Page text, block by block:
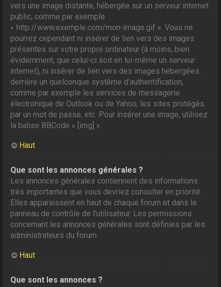
vers une image distante, hébergée sur un serveur internet
public, comme par exemple
« http://www.exemple.com/mon-image.gif ». Vous ne
pourrez cependant ni insérer de lien vers des images
présentes sur votre propre ordinateur (à moins, bien
évidemment, que celui-ci soit en lui-même un serveur
internet), ni insérer de lien vers des images hébergées
derrière un quelconque système d’authentification,
comme par exemple les services de messagerie
électronique de Outlook ou de Yahoo, les sites protégés
par un mot de passe, etc. Pour insérer une image, utilisez
la balise BBCode « [img] ».
Haut
Que sont les annonces générales ?
Les annonces générales contiennent des informations
très importantes que vous devriez consulter en priorité.
Elles apparaissent en haut de chaque forum et dans le
panneau de contrôle de l’utilisateur. Les permissions
concernant les annonces générales sont définies par les
administrateurs du forum.
Haut
Que sont les annonces ?